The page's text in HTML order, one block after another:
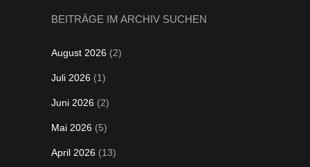
BEITRÄGE IM ARCHIV SUCHEN
August 2026 (2)
Juli 2026 (1)
Juni 2026 (2)
Mai 2026 (5)
April 2026 (13)